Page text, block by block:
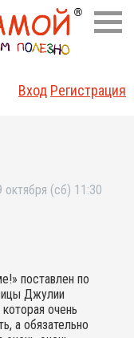
Вход Регистрация
октября (сб) 11:30
поставлен по
Джулии
очень
а обязательно